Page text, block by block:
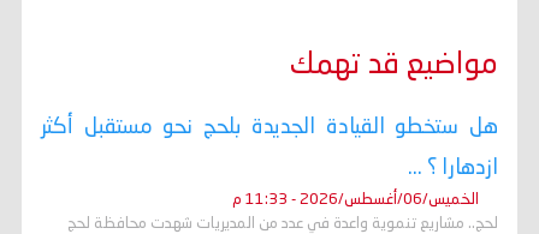
مواضيع قد تهمك
هل ستخطو القيادة الجديدة بلحج نحو مستقبل أكثر
ازدهارا ؟ ...
الخميس/06/أغسطس/2026 - 11:33 م
لحج.. مشاريع تنموية واعدة في عدد من المديريات شهدت محافظة لحج